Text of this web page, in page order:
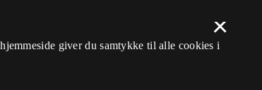
×
giver du samtykke til alle cookies i